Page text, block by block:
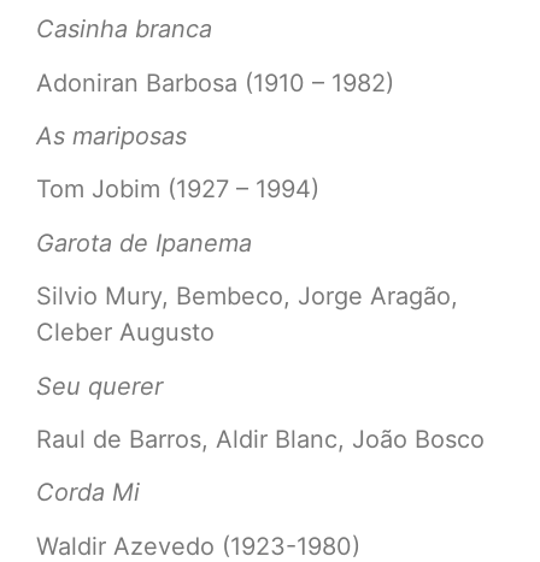
Casinha branca
Adoniran Barbosa (1910 – 1982)
As mariposas
Tom Jobim (1927 – 1994)
Garota de Ipanema
Silvio Mury, Bembeco, Jorge Aragão,
Cleber Augusto
Seu querer
Raul de Barros, Aldir Blanc, João Bosco
Corda Mi
Waldir Azevedo (1923-1980)